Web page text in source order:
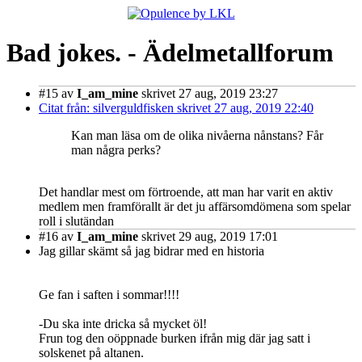
Bad jokes. - Ädelmetallforum
#15 av I_am_mine skrivet 27 aug, 2019 23:27
Citat från: silverguldfisken skrivet 27 aug, 2019 22:40
Kan man läsa om de olika nivåerna nånstans? Får
man några perks?
Det handlar mest om förtroende, att man har varit en aktiv
medlem men framförallt är det ju affärsomdömena som spelar
roll i slutändan
#16 av I_am_mine skrivet 29 aug, 2019 17:01
Jag gillar skämt så jag bidrar med en historia
Ge fan i saften i sommar!!!!
-Du ska inte dricka så mycket öl!
Frun tog den oöppnade burken ifrån mig där jag satt i
solskenet på altanen.